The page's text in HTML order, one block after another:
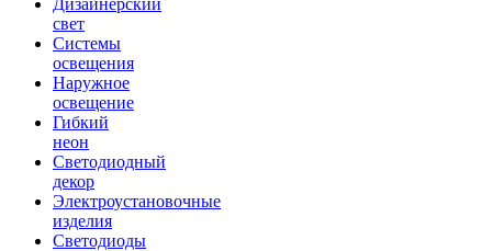
Дизайнерский
свет
Системы
освещения
Наружное
освещение
Гибкий
неон
Светодиодный
декор
Электроустановочные
изделия
Светодиоды